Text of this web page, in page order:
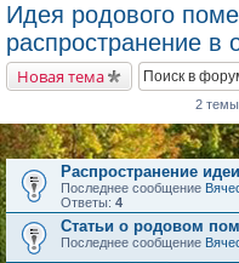
Идея родового
распространение в
Новая тема
2 темы
Распространение
Последнее сообщение
Ответы: 4
Статьи о родовом
Последнее сообщение